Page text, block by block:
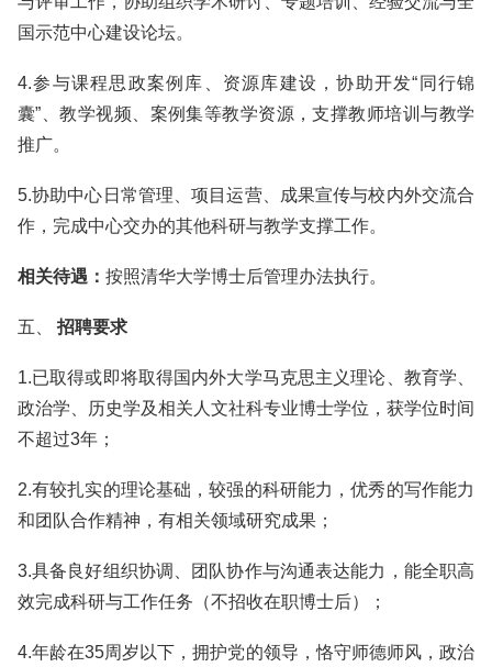
国示范中心建设论坛。
4.参与课程思政案例库、资源库建设，协助开发“同行锦
囊”、教学视频、案例集等教学资源，支撑教师培训与教学
推广。
5.协助中心日常管理、项目运营、成果宣传与校内外交流合
作，完成中心交办的其他科研与教学支撑工作。
相关待遇： 按照清华大学博士后管理办法执行。
五、 招聘要求
1.已取得或即将取得国内外大学马克思主义理论、教育学、
政治学、历史学及相关人文社科专业博士学位，获学位时间
不超过3年；
2.有较扎实的理论基础，较强的科研能力，优秀的写作能力
和团队合作精神，有相关领域研究成果；
3.具备良好组织协调、团队协作与沟通表达能力，能全职高
效完成科研与工作任务（不招收在职博士后）；
4.年龄在35周岁以下，拥护党的领导，恪守师德师风，政治